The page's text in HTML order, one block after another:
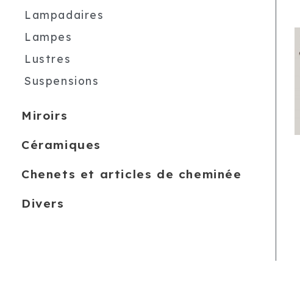
Lampadaires
Lampes
Lustres
Suspensions
Miroirs
Céramiques
Chenets et articles de cheminée
Divers